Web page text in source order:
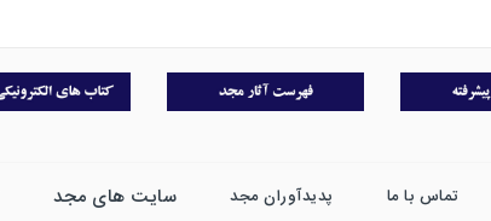
تماس با ما پدیدآوران مجد سایت های مجد